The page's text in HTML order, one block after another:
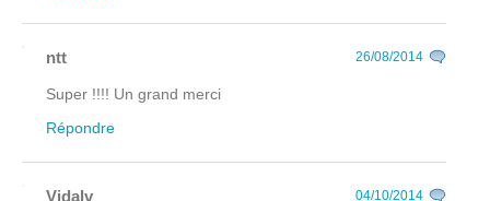
ntt 26/08/2014
Super !!!! Un grand merci
Répondre
Vidalv 04/10/2014